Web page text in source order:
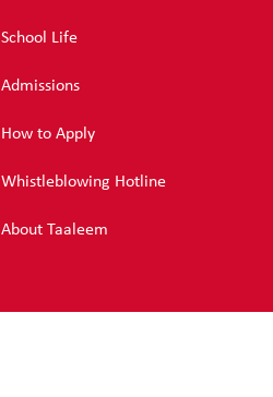
School Life
Admissions
How to Apply
Whistleblowing Hotline
About Taaleem